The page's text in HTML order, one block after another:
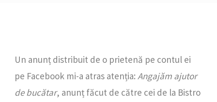
Un anunț distribuit de o prietenă pe contul ei
pe Facebook mi-a atras atenția: Angajăm ajutor
de bucătar, anunț făcut de către cei de la Bistro